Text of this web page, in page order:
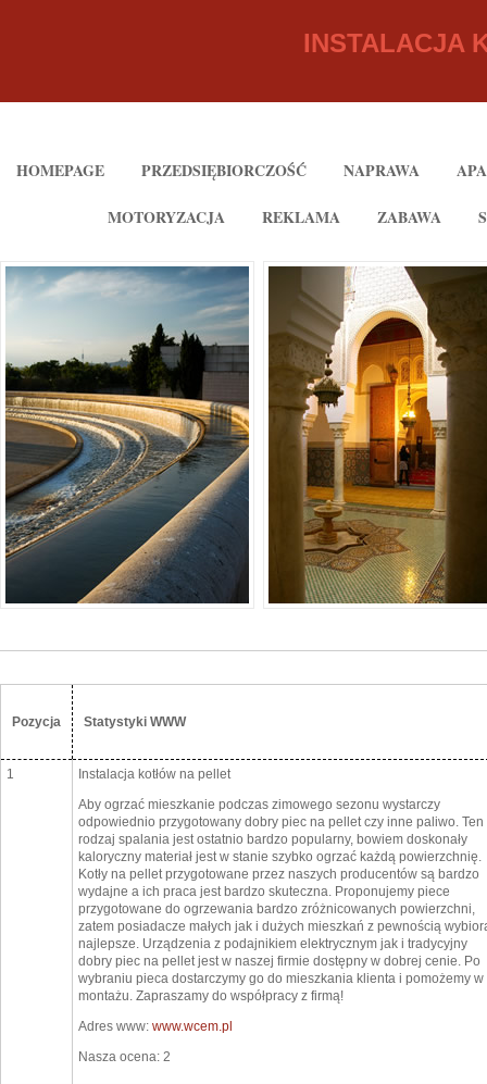
INSTALACJA
HOMEPAGE PRZEDSIĘBIORCZOŚĆ NAPRAWA
MOTORYZACJA REKLAMA ZABAWA
Pozycja Statystyki WWW
1
Instalacja kotłów na pellet
Aby ogrzać mieszkanie podczas zimowego sezonu wystarczy
odpowiednio przygotowany dobry piec na pellet czy inne paliwo. Ten
rodzaj spalania jest ostatnio bardzo popularny, bowiem doskonały
kaloryczny materiał jest w stanie szybko ogrzać każdą powierzchnię.
Kotły na pellet przygotowane przez naszych producentów są bardzo
wydajne a ich praca jest bardzo skuteczna. Proponujemy piece
przygotowane do ogrzewania bardzo zróżnicowanych powierzchni,
zatem posiadacze małych jak i dużych mieszkań z pewnością
najlepsze. Urządzenia z podajnikiem elektrycznym jak i tradycyjny
dobry piec na pellet jest w naszej firmie dostępny w dobrej cenie. Po
wybraniu pieca dostarczymy go do mieszkania klienta i pomożemy w
montażu. Zapraszamy do współpracy z firmą!
Adres www: www.wcem.pl
Nasza ocena: 2